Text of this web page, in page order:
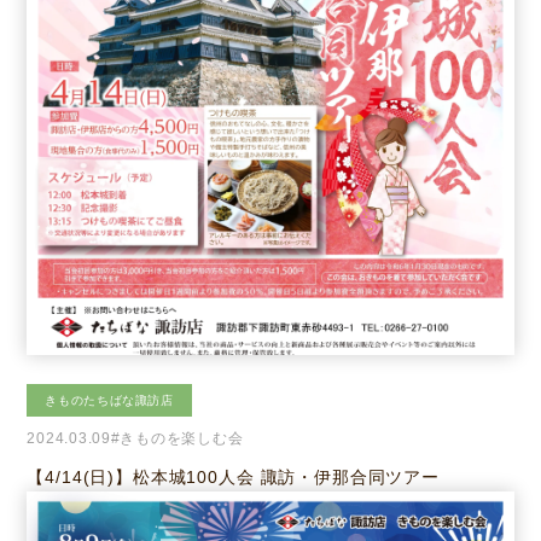
きものたちばな諏訪店
2024.03.09#きものを楽しむ会
【4/14(日)】松本城100人会 諏訪・伊那合同ツアー